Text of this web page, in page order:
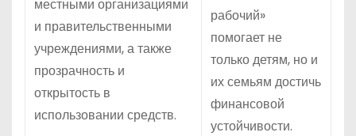
местными организациями
и правительственными
учреждениями, а также
прозрачность и
открытость в
использовании средств.
рабочий»
помогает не
только детям, но и
их семьям достичь
финансовой
устойчивости.